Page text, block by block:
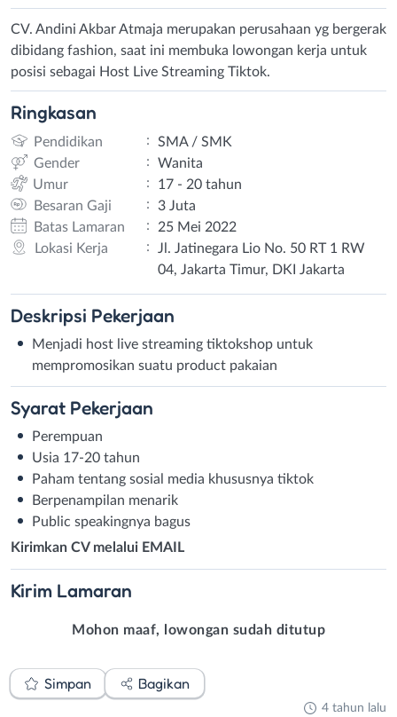
CV. Andini Akbar Atmaja merupakan perusahaan yg bergerak
dibidang fashion, saat ini membuka lowongan kerja untuk
posisi sebagai Host Live Streaming Tiktok.
Ringkasan
Pendidikan :
SMA / SMK
Gender
:
Wanita
Umur
:
17 - 20 tahun
Besaran Gaji
:
3 Juta
Batas Lamaran
:
25 Mei 2022
Lokasi Kerja
:
Jl. Jatinegara Lio No. 50 RT 1 RW
04, Jakarta Timur, DKI Jakarta
Deskripsi Pekerjaan
Menjadi host live streaming tiktokshop untuk
mempromosikan suatu product pakaian
Syarat Pekerjaan
Perempuan
Usia 17-20 tahun
Paham tentang sosial media khususnya tiktok
Berpenampilan menarik
Public speakingnya bagus
Kirimkan CV melalui EMAIL
Kirim Lamaran
Mohon maaf, lowongan sudah ditutup
Simpan Bagikan
4 tahun lalu